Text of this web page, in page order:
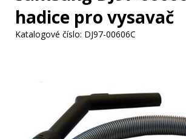
hadice pro vysavač
Katalogové číslo: DJ97-00606C